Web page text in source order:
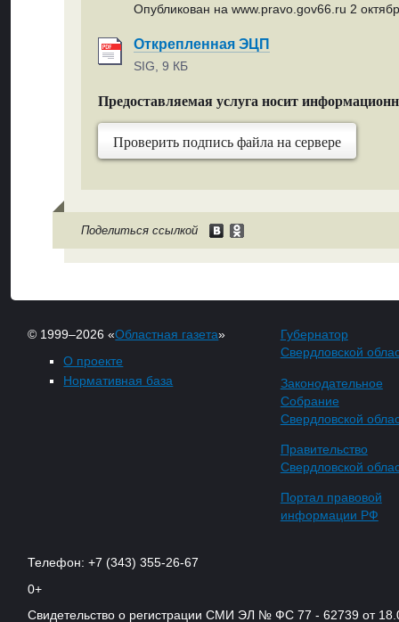
Опубликован на www.pravo.gov66.ru 2
Открепленная ЭЦП
SIG, 9 КБ
Предоставляемая услуга носит
Проверить подпись файла на сервере
Поделиться ссылкой
© 1999–2026 «Областная газета»
О проекте
Нормативная база
Губернатор
Свердловской
Законодательное
Собрание
Свердловской
Правительство
Свердловской
Портал правовой
информации РФ
Телефон: +7 (343) 355-26-67
0+
Свидетельство о регистрации СМИ ЭЛ № ФС 77 - 62739 от